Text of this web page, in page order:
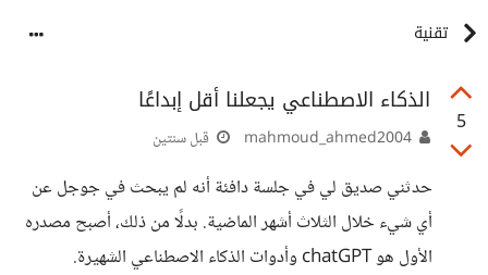
تقنية
5
الذكاء الاصطناعي يجعلنا أقل إبداعًا
قبل سنتين
حدثني صديق لي في جلسة دافئة أنه لم يبحث في جوجل عن
أي شيء خلال الثلاث أشهر الماضية. بدلًا من ذلك، أصبح مصدره
الأول هو chatGPT وأدوات الذكاء الاصطناعي الشهيرة.